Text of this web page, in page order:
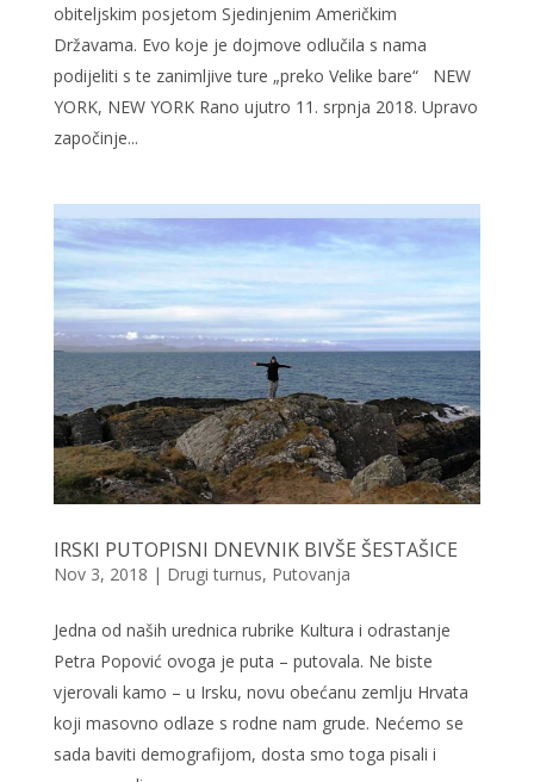
obiteljskim posjetom Sjedinjenim Američkim
Državama. Evo koje je dojmove odlučila s nama
podijeliti s te zanimljive ture „preko Velike bare“ NEW
YORK, NEW YORK Rano ujutro 11. srpnja 2018. Upravo
započinje...
IRSKI PUTOPISNI DNEVNIK BIVŠE ŠESTAŠICE
Nov 3, 2018 | Drugi turnus, Putovanja
Jedna od naših urednica rubrike Kultura i odrastanje
Petra Popović ovoga je puta – putovala. Ne biste
vjerovali kamo – u Irsku, novu obećanu zemlju Hrvata
koji masovno odlaze s rodne nam grude. Nećemo se
sada baviti demografijom, dosta smo toga pisali i